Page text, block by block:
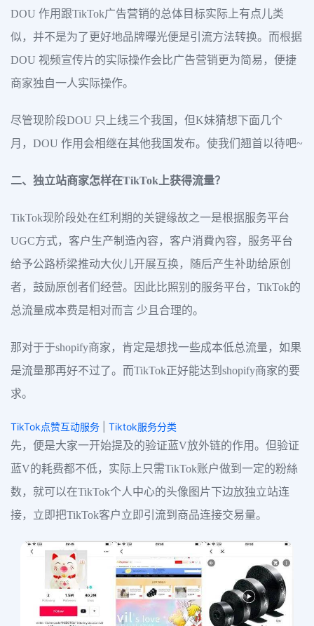
DOU 作用跟TikTok广告营销的总体目标实际上有点儿类
似，并不是为了更好地品牌曝光便是引流方法转换。而根据
DOU 视频宣传片的实际操作会比广告营销更为简易，便捷
商家独自一人实际操作。
尽管现阶段DOU 只上线三个我国，但K妹猜想下面几个
月，DOU 作用会相继在其他我国发布。使我们翘首以待吧~
二、独立站商家怎样在TikTok上获得流量？
TikTok现阶段处在红利期的关键缘故之一是根据服务平台
UGC方式，客户生产制造內容，客户消費內容，服务平台
给予公路桥梁推动大伙儿开展互换，随后产生补助给原创
者，鼓励原创者们经营。因此比照别的服务平台，TikTok的
总流量成本费是相对而言 少且合理的。
那对于于shopify商家，肯定是想找一些成本低总流量，如果
是流量那再好不过了。而TikTok正好能达到shopify商家的要
求。
TikTok点赞互动服务
Tiktok服务分类
先，便是大家一开始提及的验证蓝V放外链的作用。但验证
蓝V的耗费都不低，实际上只需TikTok账户做到一定的粉絲
数，就可以在TikTok个人中心的头像图片下边放独立站连
接，立即把TikTok客户立即引流到商品连接交易量。